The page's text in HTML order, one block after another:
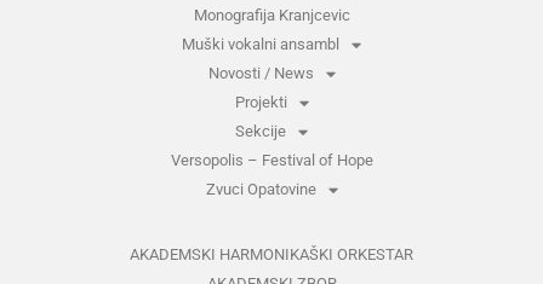
Monografija Kranjcevic
Muški vokalni ansambl
Novosti / News
Projekti
Sekcije
Versopolis – Festival of Hope
Zvuci Opatovine
AKADEMSKI HARMONIKAŠKI ORKESTAR